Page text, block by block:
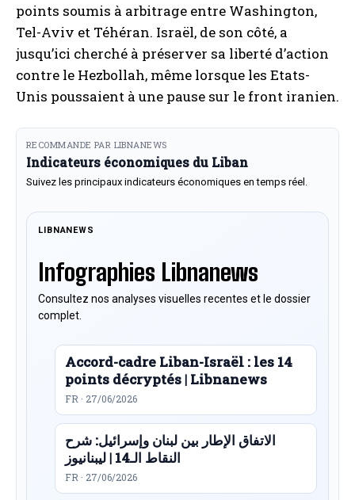
points soumis à arbitrage entre Washington,
Tel-Aviv et Téhéran. Israël, de son côté, a
jusqu’ici cherché à préserver sa liberté d’action
contre le Hezbollah, même lorsque les Etats-
Unis poussaient à une pause sur le front iranien.
RECOMMANDE PAR LIBNANEWS
Indicateurs économiques du Liban
Suivez les principaux indicateurs économiques en temps réel.
LIBNANEWS
Infographies Libnanews
Consultez nos analyses visuelles recentes et le dossier
complet.
Accord-cadre Liban-Israël : les 14
points décryptés | Libnanews
FR · 27/06/2026
الاتفاق الإطار بين لبنان وإسرائيل: شرح
النقاط الـ14 | ليبنانيوز
FR · 27/06/2026